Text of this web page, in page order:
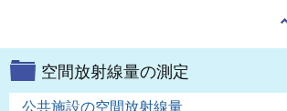
空間放射線量の測定
公共施設の空間放射線量